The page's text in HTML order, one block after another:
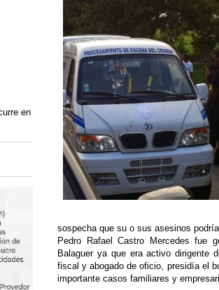
sospecha que su o sus asesinos
Pedro Rafael Castro Mercedes fue
Balaguer ya que era activo dirigente
fiscal y abogado de oficio, presidía el
importante casos familiares y
en